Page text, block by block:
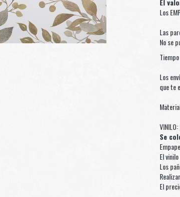
Los
Las
No se
Los
que te
VINILO:
Se
El
Los
El